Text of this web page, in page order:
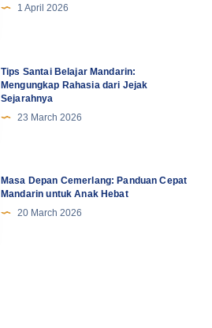
1 April 2026
Tips Santai Belajar Mandarin:
Mengungkap Rahasia dari Jejak
Sejarahnya
23 March 2026
Masa Depan Cemerlang: Panduan Cepat
Mandarin untuk Anak Hebat
20 March 2026